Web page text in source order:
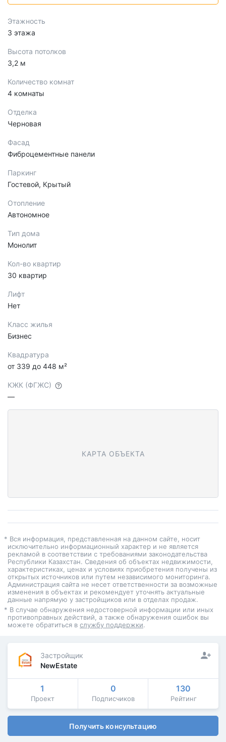
Этажность
3 этажа
Высота потолков
3,2 м
Количество комнат
4 комнаты
Отделка
Черновая
Фасад
Фиброцементные панели
Паркинг
Гостевой, Крытый
Отопление
Автономное
Тип дома
Монолит
Кол-во квартир
30 квартир
Лифт
Нет
Класс жилья
Бизнес
Квадратура
от 339 до 448 м²
КЖК (ФГЖС)
—
КАРТА ОБЪЕКТА
* Вся информация, представленная на данном сайте, носит
исключительно информационный характер и не является
рекламой в соответствии с требованиями законодательства
Республики Казахстан. Сведения об объектах недвижимости,
характеристиках, ценах и условиях приобретения получены из
открытых источников или путем независимого мониторинга.
Администрация сайта не несет ответственности за возможные
изменения в объектах и рекомендует уточнять актуальные
данные напрямую у застройщиков или в отделах продаж.
* В случае обнаружения недостоверной информации или иных
противоправных действий, а также обнаружения ошибок вы
можете обратиться в службу поддержки.
Застройщик
NewEstate
1
Проект
0
Подписчиков
130
Рейтинг
Получить консультацию